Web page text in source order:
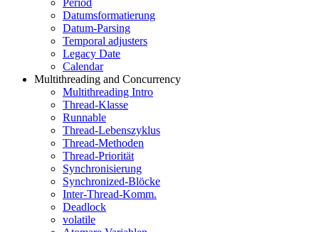
Period
Datumsformatierung
Datum-Parsing
Temporal adjusters
Legacy Date
Calendar
Multithreading and Concurrency
Multithreading Intro
Thread-Klasse
Runnable
Thread-Lebenszyklus
Thread-Methoden
Thread-Priorität
Synchronisierung
Synchronized-Blöcke
Inter-Thread-Komm.
Deadlock
volatile